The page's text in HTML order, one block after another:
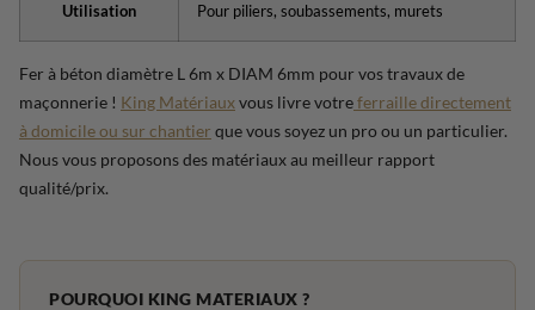
Utilisation Pour piliers, soubassements, murets
Fer à béton diamètre L 6m x DIAM 6mm pour vos travaux de
maçonnerie ! King Matériauxvous livre votreferraille directement
à domicile ou sur chantier que vous soyez un pro ou un particulier.
Nous vous proposons des matériaux au meilleur rapport
qualité/prix.
POURQUOI KING MATERIAUX ?